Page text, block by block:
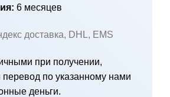
6 месяцев
доставка, DHL, EMS
при получении,
по указанному нами
деньги.